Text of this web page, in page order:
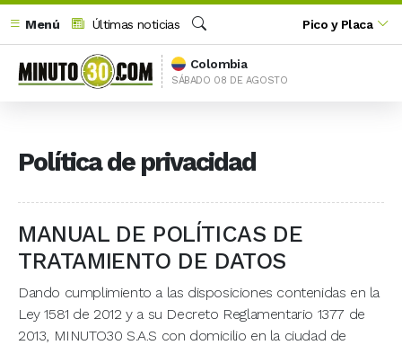
Menú
Últimas noticias
Buscar
Pico y Placa
Colombia
SÁBADO 08 DE AGOSTO
Política de privacidad
MANUAL DE POLÍTICAS DE
TRATAMIENTO DE DATOS
Dando cumplimiento a las disposiciones contenidas en la
Ley 1581 de 2012 y a su Decreto Reglamentario 1377 de
2013, MINUTO30 S.A.S con domicilio en la ciudad de